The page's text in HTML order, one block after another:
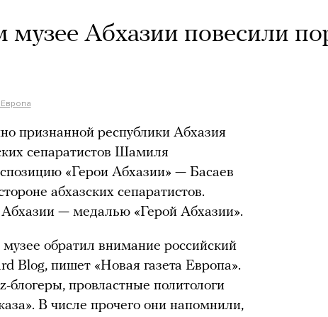
музее Абхазии повесили
признанной республики Абхазия
сепаратистов Шамиля
«Герои Абхазии» — Басаев
абхазских сепаратистов.
— медалью «Герой Абхазии».
обратил внимание российский
Blog, пишет «Новая газета Европа».
провластные политологи
В числе прочего они напомнили,